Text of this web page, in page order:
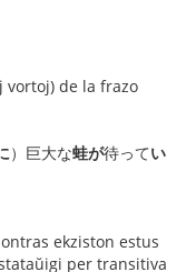
vortoj) de la frazo
）巨大な蛙が待ってい
ekziston estus
per transitiva